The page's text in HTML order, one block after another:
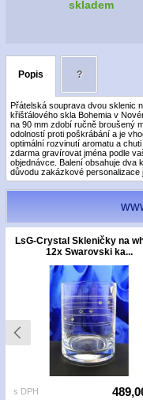
skladem
Popis ?
Přátelská souprava dvou sklenic
křišťálového skla Bohemia v
na 90 mm zdobí ručně broušený
odolností proti poškrábání a je
optimální rozvinutí aromatu a
zdarma gravírovat jména podle
objednávce. Balení obsahuje
důvodu zakázkové personalizace
LsG-Crystal Skleničky na
12x Swarovski ka...
s DPH